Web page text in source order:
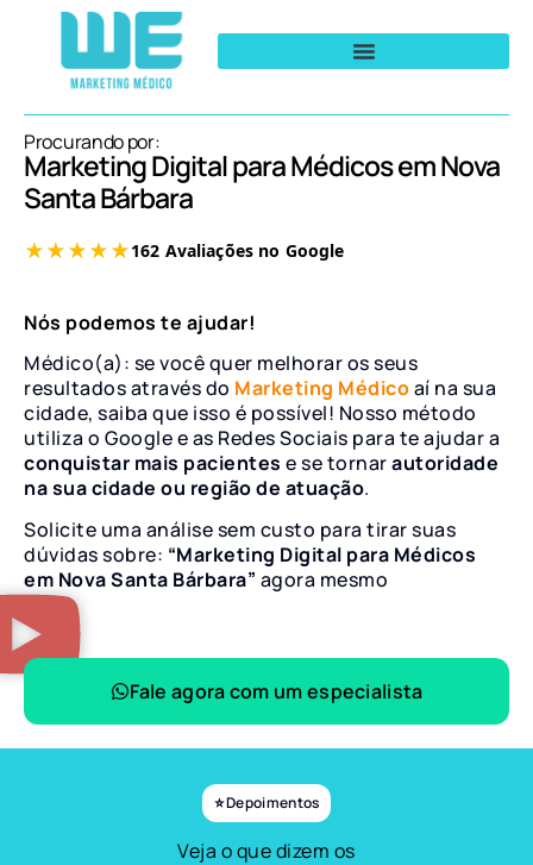
Procurando por:
Marketing Digital para Médicos em Nova
Santa Bárbara
Nós podemos te ajudar!
Médico(a): se você quer melhorar os seus
resultados através do Marketing Médicoaí na sua
cidade, saiba que isso é possível! Nosso método
utiliza o Google e as Redes Sociais para te ajudar a
conquistar mais pacientes e se tornarautoridade
na sua cidade ou região de atuação.
Solicite uma análise sem custo para tirar suas
dúvidas sobre: “Marketing Digital para Médicos
em Nova Santa Bárbara” agora mesmo
Fale agora com um especialista
⭐ Depoimentos
Veja o que dizem os